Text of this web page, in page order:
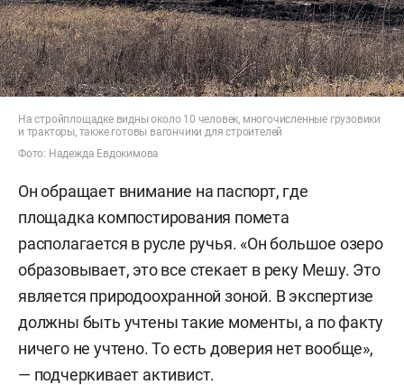
На стройплощадке видны около 10 человек, многочисленные грузовики
и тракторы, также готовы вагончики для строителей
Фото: Надежда Евдокимова
Он обращает внимание на паспорт, где
площадка компостирования помета
располагается в русле ручья. «Он большое озеро
образовывает, это все стекает в реку Мешу. Это
является природоохранной зоной. В экспертизе
должны быть учтены такие моменты, а по факту
ничего не учтено. То есть доверия нет вообще»,
— подчеркивает активист.